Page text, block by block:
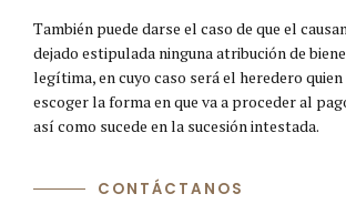
También puede darse el caso de que el
dejado estipulada ninguna atribución de
legítima, en cuyo caso será el heredero
escoger la forma en que va a proceder al
así como sucede en la sucesión intestada.
CONTÁCTANOS